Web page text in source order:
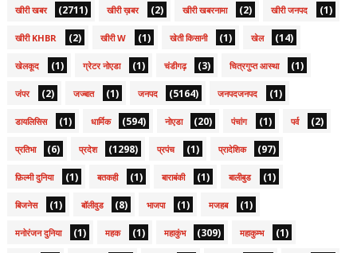
खीरी खबर (2711) खीरी ख़बर (2) खीरी खबरनामा (2) खीरी जनपद (1)
खीरी KHBR (2) खीरी W (1) खेती किसानी (1) खेल (14)
खेलकूद (1) ग्रेटर नोएडा (1) चंडीगढ़ (3) चित्रगुप्त आस्था (1)
जंपर (2) जज्बात (1) जनपद (5164) जनपदजनपद (1)
डायलिसिस (1) धार्मिक (594) नोएडा (20) पंचांग (1) पर्व (2)
प्रतिभा (6) प्रदेश (1298) प्रपंच (1) प्रादेशिक (97)
फ़िल्मी दुनिया (1) बतकही (1) बाराबंकी (1) बालीबुड (1)
बिजनेस (1) बॉलीवुड (8) भाजपा (1) मजहब (1)
मनोरंजन दुनिया (1) महक (1) महाकुंभ (309) महाकुम्भ (1)